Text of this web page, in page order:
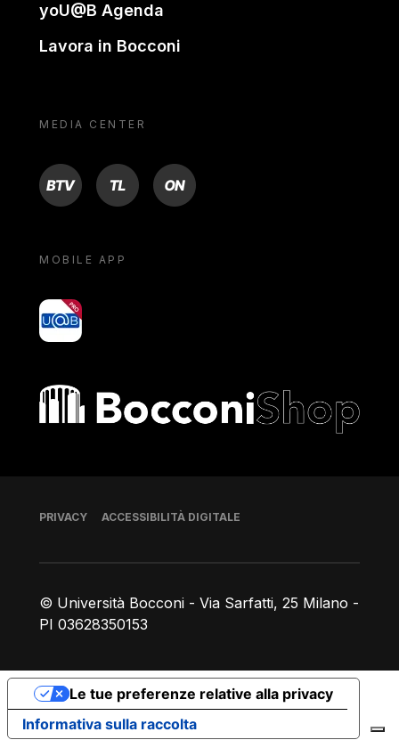
yoU@B Agenda
Lavora in Bocconi
MEDIA CENTER
BTV TL ON
MOBILE APP
yoU@B
Bocconi shop
© Università Bocconi - Via Sarfatti, 25 Milano -
PI 03628350153
Piè di pagina
PRIVACY ACCESSIBILITÀ DIGITALE
Informativa sulla raccolta
Le tue preferenze relative alla privacy